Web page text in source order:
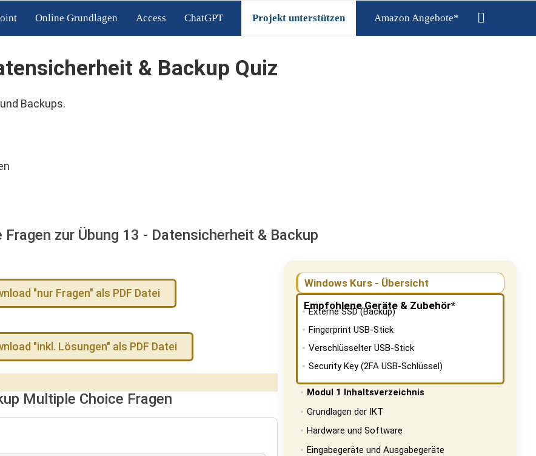
Online Grundlagen Access ChatGPT Projekt unterstützen Amazon Angebote*
& Backup Quiz
Backups.
zur Übung 13 - Datensicherheit & Backup
"nur Fragen" als PDF Datei
"inkl. Lösungen" als PDF Datei
Multiple Choice Fragen
Windows Kurs - Übersicht
Empfohlene Geräte & Zubehör*
Externe SSD (Backup)
Fingerprint USB-Stick
Verschlüsselter USB-Stick
Security Key (2FA USB-Schlüssel)
Modul 1 Inhaltsverzeichnis
Grundlagen der IKT
Hardware und Software
Eingabegeräte und Ausgabegeräte